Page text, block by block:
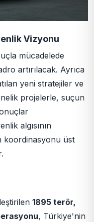
Vizyonu
mücadelede
artırılacak. Ayrıca
yeni stratejiler ve
projelerle, suçun
algısının
koordinasyonu üst
1895 terör,
, Türkiye'nin